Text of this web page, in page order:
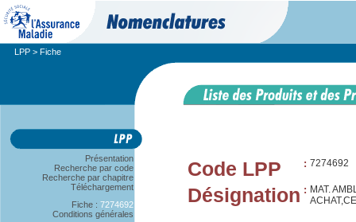
LPP > Fiche
Présentation
Recherche par code
Recherche par chapitre
Téléchargement
Fiche : 7274692
Conditions générales
Code LPP : 7274692
Désignation : MAT.